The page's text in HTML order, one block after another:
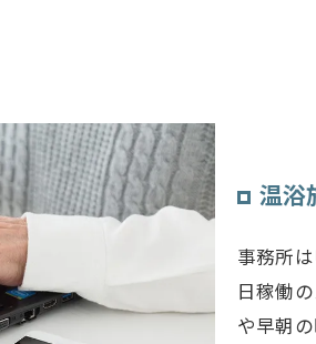
温浴
事務所
日稼働
や早朝